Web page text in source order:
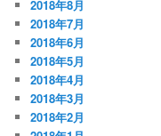
2018年8月
2018年7月
2018年6月
2018年5月
2018年4月
2018年3月
2018年2月